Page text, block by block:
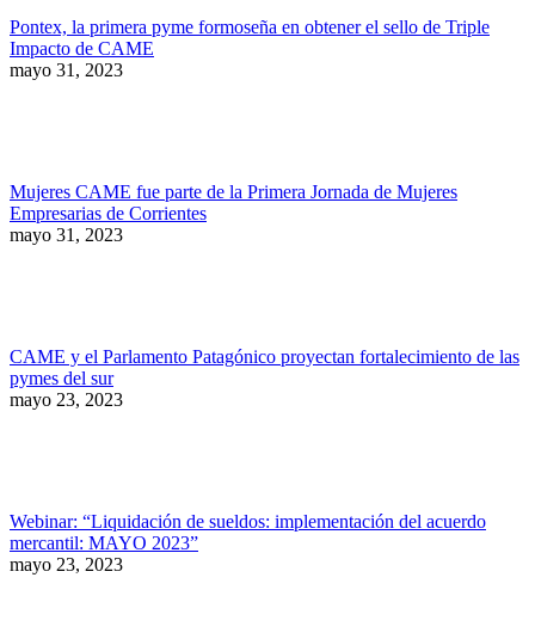
Pontex, la primera pyme formoseña en obtener el sello de Triple
Impacto de CAME
mayo 31, 2023
Mujeres CAME fue parte de la Primera Jornada de Mujeres
Empresarias de Corrientes
mayo 31, 2023
CAME y el Parlamento Patagónico proyectan fortalecimiento de las
pymes del sur
mayo 23, 2023
Webinar: “Liquidación de sueldos: implementación del acuerdo
mercantil: MAYO 2023”
mayo 23, 2023